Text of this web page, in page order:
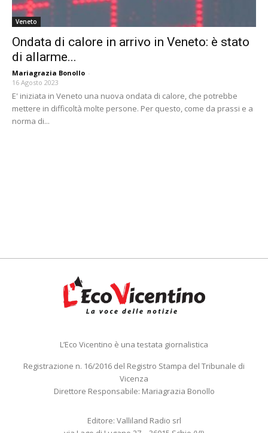
Veneto
Ondata di calore in arrivo in Veneto: è stato
di allarme...
Mariagrazia Bonollo -
16 Agosto 2023
E' iniziata in Veneto una nuova ondata di calore, che potrebbe
mettere in difficoltà molte persone. Per questo, come da prassi e a
norma di...
L’Eco Vicentino è una testata giornalistica
Registrazione n. 16/2016 del Registro Stampa del Tribunale di
Vicenza
Direttore Responsabile: Mariagrazia Bonollo
Editore: Valliland Radio srl